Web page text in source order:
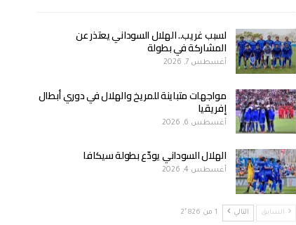
لسبب غريب.. الهلال السوداني يعتذر عن
المشاركة في بطولة
أغسطس 7, 2026
مواجهات متباينة للمريخ والهلال في دوري أبطال
إفريقيا
أغسطس 6, 2026
الهلال السوداني يودّع بطولة سيكافا
أغسطس 4, 2026
السابق التالي 1 من 2٬826